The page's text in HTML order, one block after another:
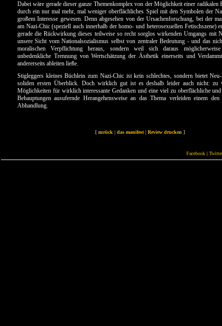
Dabei wäre gerade dieser ganze Themenkomplex von der Möglichkeit einer radikalen
durch ein nur mal mehr, mal weniger oberflächliches Spiel mit den Symbolen der
großem Interesse gewesen. Denn abgesehen von der Ursachenforschung, bei der
am Nazi-Chic (speziell auch innerhalb der homo- und heterosexuellen Fetischszene)
gerade die Rückwirkung dieses teilweise so recht sorglos wirkenden Umgangs mit
unsere Sicht vom Nationalsozialismus selbst von zentraler Bedeutung - und das
moralischen Verpflichtung heraus, sondern weil sich daraus
unbedenkliche Trennung von Wertschätzung der Ästhetik einerseits und
andererseits ableiten ließe.
Stigleggers kleines Büchlein zum Nazi-Chic ist kein schlechtes, sondern bietet
soliden ersten Überblick. Doch wirklich gut ist es deshalb leider auch nicht: zu
Möglichkeiten für wirklich interessante Gedanken und eine viel zu oberflächliche
Behauptungen ausufernde Herangehensweise an das Thema verleiden einem
Abhandlung.
[ zurück | das manifest | Review drucken ]
Facebook |